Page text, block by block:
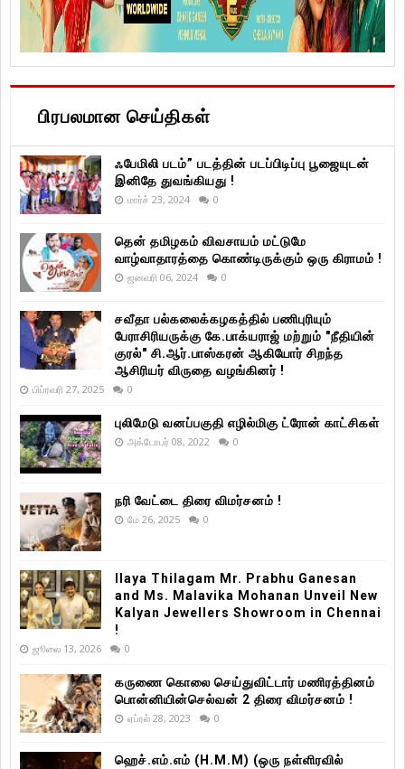
பிரபலமான செய்திகள்
ஃபேமிலி படம்” படத்தின் படப்பிடிப்பு பூஜையுடன்
இனிதே துவங்கியது !
மார்ச் 23, 2024 0
தென் தமிழகம் விவசாயம் மட்டுமே
வாழ்வாதாரத்தை கொண்டிருக்கும் ஒரு கிராமம் !
ஜனவரி 06, 2024 0
சவீதா பல்கலைக்கழகத்தில் பணிபுரியும்
பேராசிரியருக்கு கே.பாக்யராஜ் மற்றும் "நீதியின்
குரல்" சி.ஆர்.பாஸ்கரன் ஆகியோர் சிறந்த
ஆசிரியர் விருதை வழங்கினர் !
பிப்ரவரி 27, 2025 0
புலிமேடு வனப்பகுதி எழில்மிகு ட்ரோன் காட்சிகள்
அக்டோபர் 08, 2022 0
நரி வேட்டை திரை விமர்சனம் !
மே 26, 2025 0
Ilaya Thilagam Mr. Prabhu Ganesan
and Ms. Malavika Mohanan Unveil New
Kalyan Jewellers Showroom in Chennai
!
ஜூலை 13, 2026 0
கருணை கொலை செய்துவிட்டார் மணிரத்தினம்
பொன்னியின்செல்வன் 2 திரை விமர்சனம் !
ஏப்ரல் 28, 2023 0
ஹெச்.எம்.எம் (H.M.M) (ஒரு நள்ளிரவில்